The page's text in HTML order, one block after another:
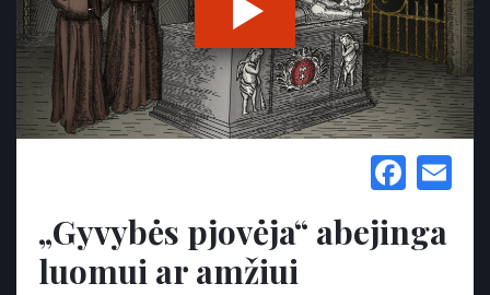
„Gyvybės pjovėja“ abejinga
luomui ar amžiui